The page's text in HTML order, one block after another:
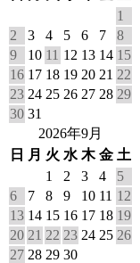
1
2
3 4 5 6 7
8
9
10 11 12 13 14 15
16 17 18 19 20 21 22
23 24 25 26 27 28 29
30 31
2026年9月
日
月 火 水 木 金 土
1
2 3 4
5
6
7 8 9 10 11 12
13 14 15 16 17 18 19
20 21 22 23 24 25 26
27 28 29 30